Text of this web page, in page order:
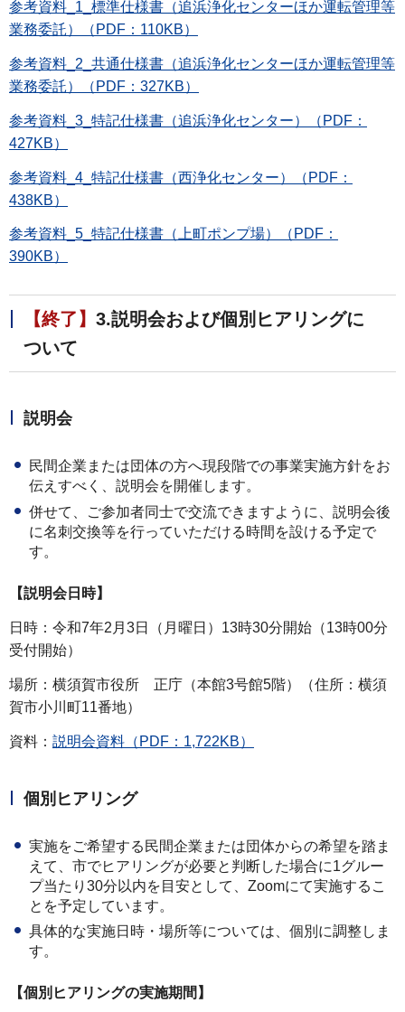
参考資料_1_標準仕様書（追浜浄化センターほか運転管理等
業務委託）（PDF：110KB）
参考資料_2_共通仕様書（追浜浄化センターほか運転管理等
業務委託）（PDF：327KB）
参考資料_3_特記仕様書（追浜浄化センター）（PDF：
427KB）
参考資料_4_特記仕様書（西浄化センター）（PDF：
438KB）
参考資料_5_特記仕様書（上町ポンプ場）（PDF：
390KB）
【終了】 3.説明会および個別ヒアリングに
ついて
説明会
民間企業または団体の方へ現段階での事業実施方針をお
伝えすべく、説明会を開催します。
併せて、ご参加者同士で交流できますように、説明会後
に名刺交換等を行っていただける時間を設ける予定で
す。
【説明会日時】
日時：令和7年2月3日（月曜日）13時30分開始（13時00分
受付開始）
場所：横須賀市役所 正庁（本館3号館5階）（住所：横須
賀市小川町11番地）
資料： 説明会資料（PDF：1,722KB）
個別ヒアリング
実施をご希望する民間企業または団体からの希望を踏ま
えて、市でヒアリングが必要と判断した場合に1グルー
プ当たり30分以内を目安として、Zoomにて実施するこ
とを予定しています。
具体的な実施日時・場所等については、個別に調整しま
す。
【個別ヒアリングの実施期間】